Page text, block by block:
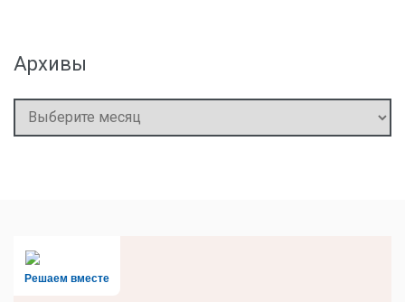
Архивы
Архивы
Решаем вместе